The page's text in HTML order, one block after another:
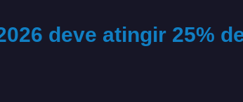
deve atingir 25%